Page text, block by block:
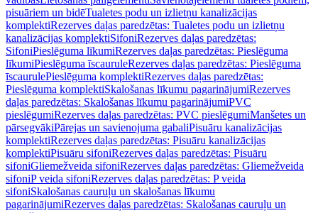
pisuāriem un bidēTualetes podu un izlietņu kanalizācijas
komplektiRezerves daļas paredzētas: Tualetes podu un izlietņu
kanalizācijas komplektiSifoniRezerves daļas paredzētas:
SifoniPieslēguma līkumiRezerves daļas paredzētas: Pieslēguma
līkumiPieslēguma īscauruleRezerves daļas paredzētas: Pieslēguma
īscaurulePieslēguma komplektiRezerves daļas paredzētas:
Pieslēguma komplektiSkalošanas līkumu pagarinājumiRezerves
daļas paredzētas: Skalošanas līkumu pagarinājumiPVC
pieslēgumiRezerves daļas paredzētas: PVC pieslēgumiManšetes un
pārsegvākiPārejas un savienojuma gabaliPisuāru kanalizācijas
komplektiRezerves daļas paredzētas: Pisuāru kanalizācijas
komplektiPisuāru sifoniRezerves daļas paredzētas: Pisuāru
sifoniGliemežveida sifoniRezerves daļas paredzētas: Gliemežveida
sifoniP veida sifoniRezerves daļas paredzētas: P veida
sifoniSkalošanas cauruļu un skalošanas līkumu
pagarinājumiRezerves daļas paredzētas: Skalošanas cauruļu un